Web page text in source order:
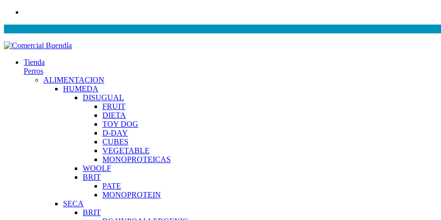
Tienda
Perros
ALIMENTACION
HUMEDA
DISUGUAL
FRUIT
DIETA
TOY DOG
D-DAY
CUBES
VEGETABLE
MONOPROTEICAS
WOOLF
BRIT
PATE
MONOPROTEIN
SECA
BRIT